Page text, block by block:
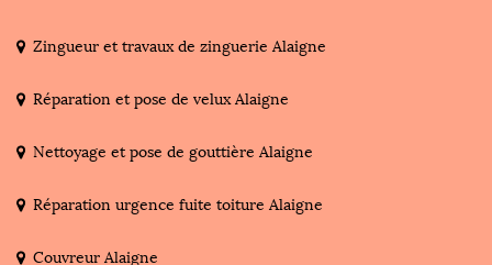
Zingueur et travaux de zinguerie Alaigne
Réparation et pose de velux Alaigne
Nettoyage et pose de gouttière Alaigne
Réparation urgence fuite toiture Alaigne
Couvreur Alaigne